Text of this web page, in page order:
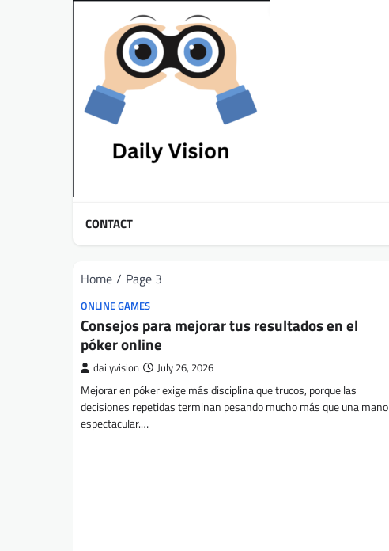
CONTACT
Home Page 3
ONLINE GAMES
Consejos para mejorar tus resultados en el
póker online
dailyvision July 26, 2026
Mejorar en póker exige más disciplina que trucos, porque las
decisiones repetidas terminan pesando mucho más que una mano
espectacular.…